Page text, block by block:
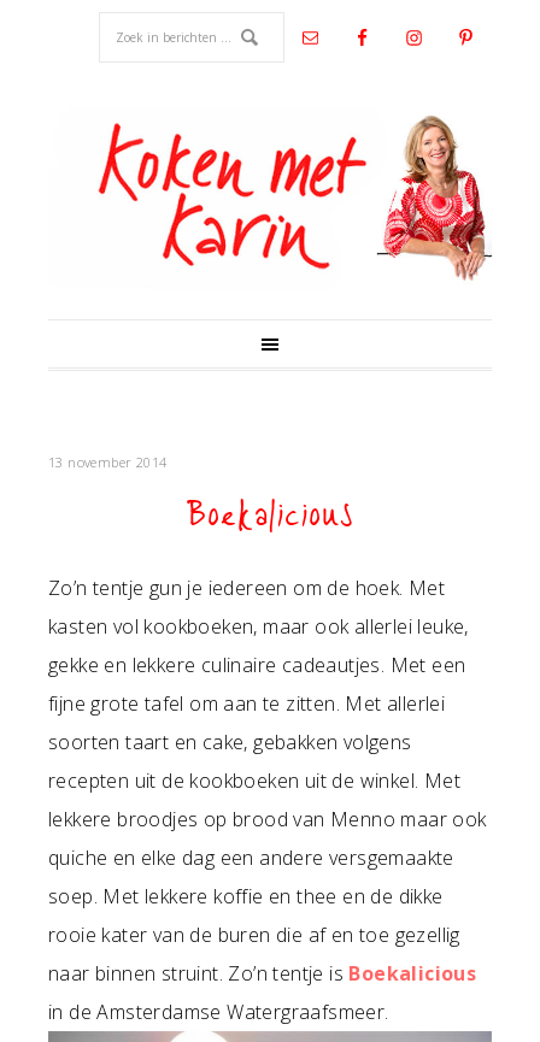
13 november 2014
Boekalicious
Zo’n tentje gun je iedereen om de hoek. Met
kasten vol kookboeken, maar ook allerlei leuke,
gekke en lekkere culinaire cadeautjes. Met een
fijne grote tafel om aan te zitten. Met allerlei
soorten taart en cake, gebakken volgens
recepten uit de kookboeken uit de winkel. Met
lekkere broodjes op brood van Menno maar ook
quiche en elke dag een andere versgemaakte
soep. Met lekkere koffie en thee en de dikke
rooie kater van de buren die af en toe gezellig
naar binnen struint. Zo’n tentje is Boekalicious
in de Amsterdamse Watergraafsmeer.